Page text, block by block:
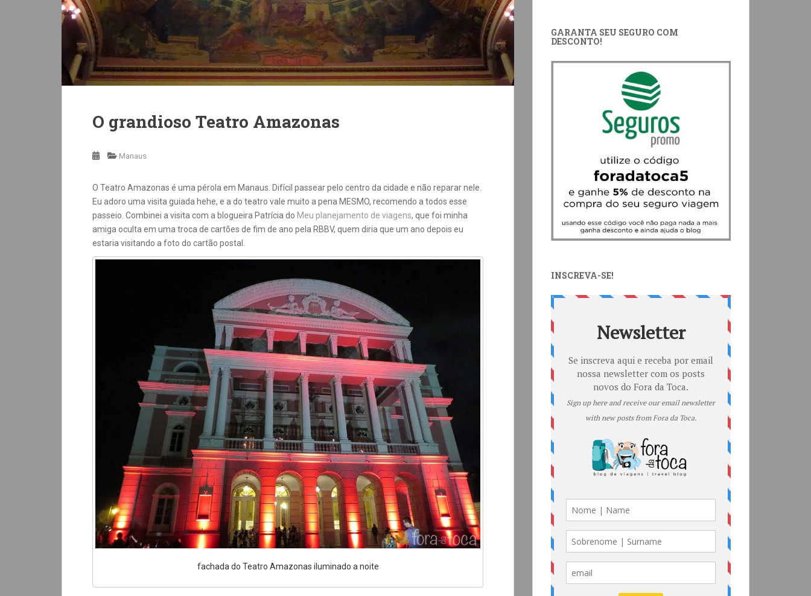
O grandioso Teatro Amazonas
Manaus
O Teatro Amazonas é uma pérola em Manaus. Difícil passear pelo centro da cidade e não reparar nele.
Eu adoro uma visita guiada hehe, e a do teatro vale muito a pena MESMO, recomendo a todos esse
passeio. Combinei a visita com a blogueira Patrícia do Meu planejamento de viagens, que foi minha
amiga oculta em uma troca de cartões de fim de ano pela RBBV, quem diria que um ano depois eu
estaria visitando a foto do cartão postal.
fachada do Teatro Amazonas iluminado a noite
GARANTA SEU SEGURO COM
DESCONTO!
INSCREVA-SE!